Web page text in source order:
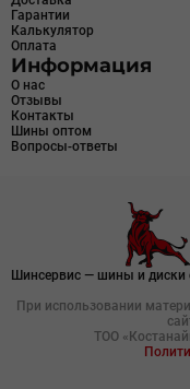
Гарантии
Калькулятор
Оплата
Информация
О нас
Отзывы
Контакты
Шины оптом
Вопросы-ответы
Шинсервис — шины и диски
При использовании
ТОО